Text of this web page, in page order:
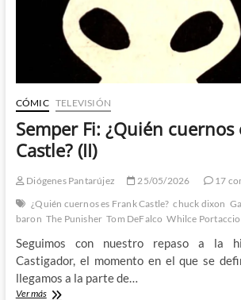
CÓMIC TELEVISIÓN
Semper Fi: ¿Quién cuernos
Castle? (II)
Diógenes Pantarújez 25/05/2026
17
¿Quién cuernos es Frank Castle? chuck dixon
baron The Punisher Tom DeFalco Whilce Portaccio
Seguimos con nuestro repaso a la
Castigador, el momento en el que se
llegamos a la parte de…
Ver másSemper